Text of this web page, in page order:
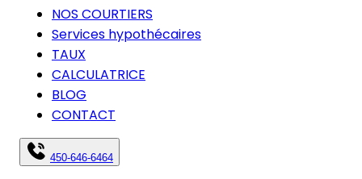
NOS COURTIERS
Services hypothécaires
TAUX
CALCULATRICE
BLOG
CONTACT
450-646-6464